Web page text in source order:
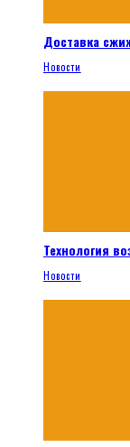
Доставка
Новости
Технология
Новости